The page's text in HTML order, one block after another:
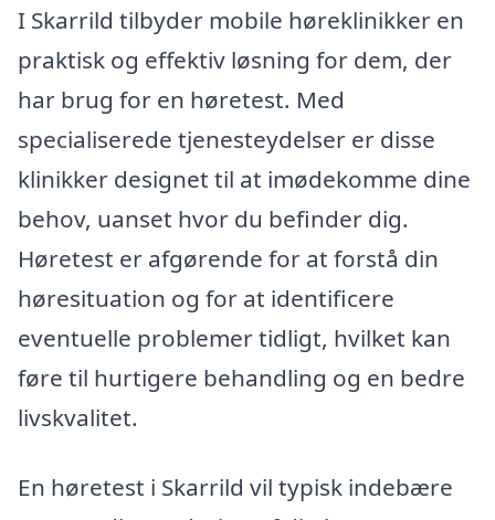
I Skarrild tilbyder mobile høreklinikker en
praktisk og effektiv løsning for dem, der
har brug for en høretest. Med
specialiserede tjenesteydelser er disse
klinikker designet til at imødekomme dine
behov, uanset hvor du befinder dig.
Høretest er afgørende for at forstå din
høresituation og for at identificere
eventuelle problemer tidligt, hvilket kan
føre til hurtigere behandling og en bedre
livskvalitet.
En høretest i Skarrild vil typisk indebære